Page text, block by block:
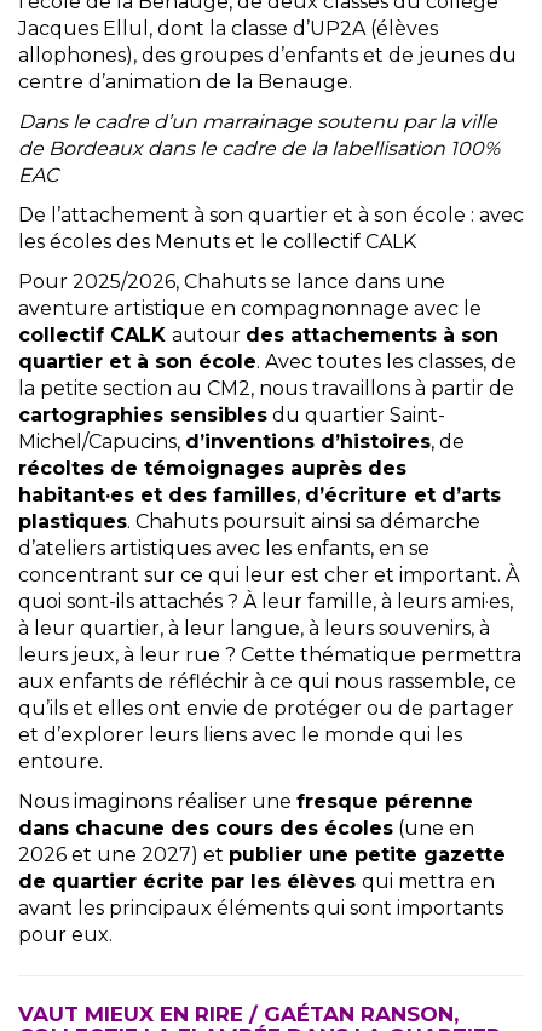
Jacques Ellul, dont la classe d’UP2A (élèves
allophones), des groupes d’enfants et de jeunes du
centre d’animation de la Benauge.
Dans le cadre d’un marrainage soutenu par la ville
de Bordeaux dans le cadre de la labellisation 100%
EAC
De l’attachement à son quartier et à son école : avec
les écoles des Menuts et le collectif CALK
Pour 2025/2026, Chahuts se lance dans une
aventure artistique en compagnonnage avec le
collectif CALK autour des attachements à son
quartier et à son école. Avec toutes les classes, de
la petite section au CM2, nous travaillons à partir de
cartographies sensibles du quartier Saint-
Michel/Capucins, d’inventions d’histoires, de
récoltes de témoignages auprès des
habitant·es et des familles, d’écriture et d’arts
plastiques. Chahuts poursuit ainsi sa démarche
d’ateliers artistiques avec les enfants, en se
concentrant sur ce qui leur est cher et important. À
quoi sont-ils attachés ? À leur famille, à leurs ami·es,
à leur quartier, à leur langue, à leurs souvenirs, à
leurs jeux, à leur rue ? Cette thématique permettra
aux enfants de réfléchir à ce qui nous rassemble, ce
qu’ils et elles ont envie de protéger ou de partager
et d’explorer leurs liens avec le monde qui les
entoure.
Nous imaginons réaliser une fresque pérenne
dans chacune des cours des écoles (une en
2026 et une 2027) et publier une petite gazette
de quartier écrite par les élèves qui mettra en
avant les principaux éléments qui sont importants
pour eux.
VAUT MIEUX EN RIRE / GAÉTAN RANSON,